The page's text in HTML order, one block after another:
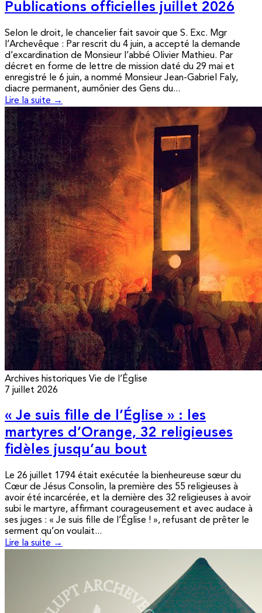
Publications officielles juillet 2026
Selon le droit, le chancelier fait savoir que S. Exc. Mgr
l’Archevêque : Par rescrit du 4 juin, a accepté la demande
d’excardination de Monsieur l’abbé Olivier Mathieu. Par
décret en forme de lettre de mission daté du 29 mai et
enregistré le 6 juin, a nommé Monsieur Jean-Gabriel Faly,
diacre permanent, aumônier des Gens du...
Lire la suite →
Archives historiques Vie de l’Église
7 juillet 2026
« Je suis fille de l’Église » : les
martyres d’Orange, 32 religieuses
fidèles jusqu’au bout
Le 26 juillet 1794 était exécutée la bienheureuse sœur du
Cœur de Jésus Consolin, la première des 55 religieuses à
avoir été incarcérée, et la dernière des 32 religieuses à avoir
subi le martyre, affirmant courageusement et avec audace à
ses juges : « Je suis fille de l’Église ! », refusant de prêter le
serment qu’on voulait...
Lire la suite →